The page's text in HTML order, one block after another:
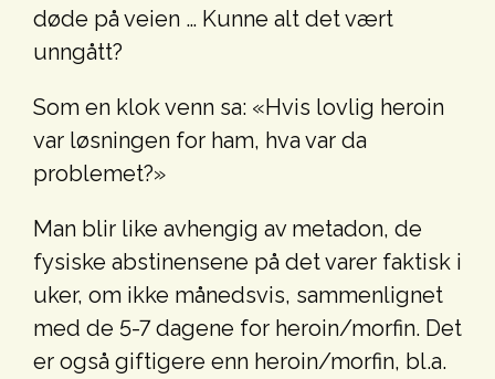
døde på veien … Kunne alt det vært
unngått?
Som en klok venn sa: «Hvis lovlig heroin
var løsningen for ham, hva var da
problemet?»
Man blir like avhengig av metadon, de
fysiske abstinensene på det varer faktisk i
uker, om ikke månedsvis, sammenlignet
med de 5-7 dagene for heroin/morfin. Det
er også giftigere enn heroin/morfin, bl.a.